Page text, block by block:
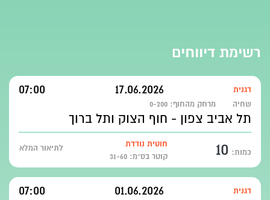
רשימת דיווחים
דגנית 17.06.2026
07:00
שחיה מרחק מהחוף: 0-200
תל אביב צפון - חוף הצוק ותל ברוך
כמות: 10
חוטית נודדת
קוטר בס״מ: 31-60
לתיאור המלא
דגנית 01.06.2026
07:00